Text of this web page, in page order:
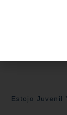
Estojo Juvenil